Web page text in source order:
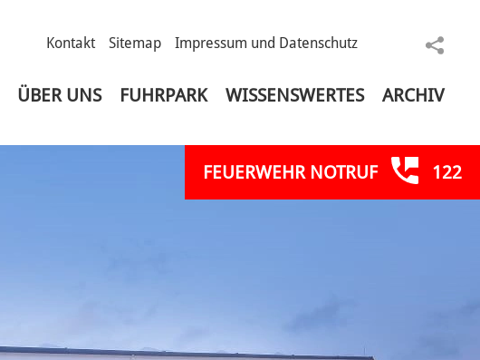
Kontakt Sitemap Impressum und Datenschutz
ÜBER UNS FUHRPARK WISSENSWERTES ARCHIV
FEUERWEHR NOTRUF 122